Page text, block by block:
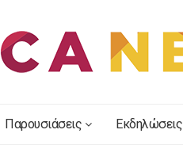
Παρουσιάσεις Εκδηλώσεις